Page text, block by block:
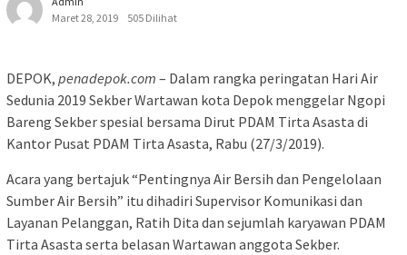
Maret 28, 2019
505 Dilihat
DEPOK, penadepok.com – Dalam rangka peringatan Hari Air
Sedunia 2019 Sekber Wartawan kota Depok menggelar Ngopi
Bareng Sekber spesial bersama Dirut PDAM Tirta Asasta di
Kantor Pusat PDAM Tirta Asasta, Rabu (27/3/2019).
Acara yang bertajuk “Pentingnya Air Bersih dan Pengelolaan
Sumber Air Bersih” itu dihadiri Supervisor Komunikasi dan
Layanan Pelanggan, Ratih Dita dan sejumlah karyawan PDAM
Tirta Asasta serta belasan Wartawan anggota Sekber.